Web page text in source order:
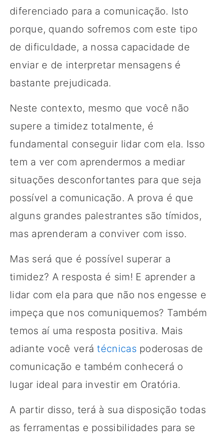
diferenciado para a comunicação. Isto
porque, quando sofremos com este tipo
de dificuldade, a nossa capacidade de
enviar e de interpretar mensagens é
bastante prejudicada.
Neste contexto, mesmo que você não
supere a timidez totalmente, é
fundamental conseguir lidar com ela. Isso
tem a ver com aprendermos a mediar
situações desconfortantes para que seja
possível a comunicação. A prova é que
alguns grandes palestrantes são tímidos,
mas aprenderam a conviver com isso.
Mas será que é possível superar a
timidez? A resposta é sim! E aprender a
lidar com ela para que não nos engesse e
impeça que nos comuniquemos? Também
temos aí uma resposta positiva. Mais
adiante você verá técnicas poderosas de
comunicação e também conhecerá o
lugar ideal para investir em Oratória.
A partir disso, terá à sua disposição todas
as ferramentas e possibilidades para se